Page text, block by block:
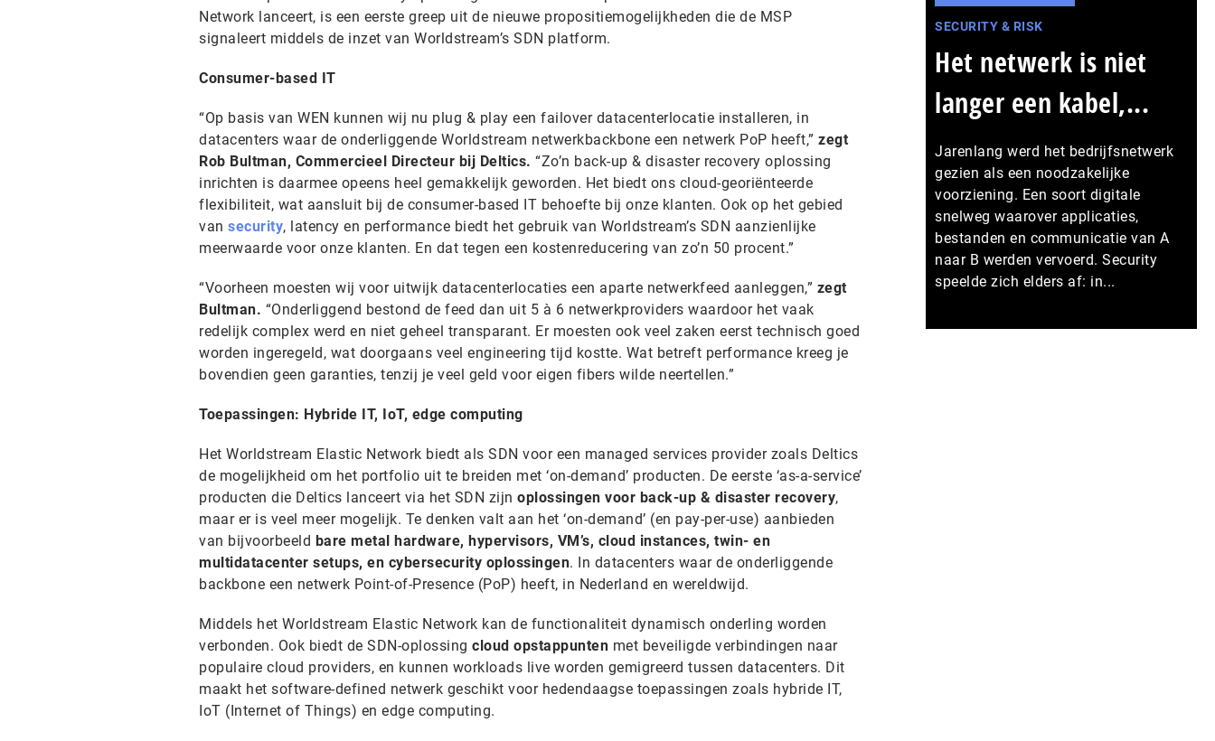
Network lanceert, is een eerste greep uit de nieuwe propositiemogelijkheden die de MSP
signaleert middels de inzet van Worldstream’s SDN platform.
Consumer-based IT
“Op basis van WEN kunnen wij nu plug & play een failover datacenterlocatie installeren, in
datacenters waar de onderliggende Worldstream netwerkbackbone een netwerk PoP heeft,” zegt
Rob Bultman, Commercieel Directeur bij Deltics. “Zo’n back-up & disaster recovery oplossing
inrichten is daarmee opeens heel gemakkelijk geworden. Het biedt ons cloud-georiënteerde
flexibiliteit, wat aansluit bij de consumer-based IT behoefte bij onze klanten. Ook op het gebied
van security, latency en performance biedt het gebruik van Worldstream’s SDN aanzienlijke
meerwaarde voor onze klanten. En dat tegen een kostenreducering van zo’n 50 procent.”
“Voorheen moesten wij voor uitwijk datacenterlocaties een aparte netwerkfeed aanleggen,” zegt
Bultman. “Onderliggend bestond de feed dan uit 5 à 6 netwerkproviders waardoor het vaak
redelijk complex werd en niet geheel transparant. Er moesten ook veel zaken eerst technisch goed
worden ingeregeld, wat doorgaans veel engineering tijd kostte. Wat betreft performance kreeg je
bovendien geen garanties, tenzij je veel geld voor eigen fibers wilde neertellen.”
Toepassingen: Hybride IT, IoT, edge computing
Het Worldstream Elastic Network biedt als SDN voor een managed services provider zoals Deltics
de mogelijkheid om het portfolio uit te breiden met ‘on-demand’ producten. De eerste ‘as-a-service’
producten die Deltics lanceert via het SDN zijn oplossingen voor back-up & disaster recovery,
maar er is veel meer mogelijk. Te denken valt aan het ‘on-demand’ (en pay-per-use) aanbieden
van bijvoorbeeld bare metal hardware, hypervisors, VM’s, cloud instances, twin- en
multidatacenter setups, en cybersecurity oplossingen. In datacenters waar de onderliggende
backbone een netwerk Point-of-Presence (PoP) heeft, in Nederland en wereldwijd.
Middels het Worldstream Elastic Network kan de functionaliteit dynamisch onderling worden
verbonden. Ook biedt de SDN-oplossing cloud opstappunten met beveiligde verbindingen naar
populaire cloud providers, en kunnen workloads live worden gemigreerd tussen datacenters. Dit
maakt het software-defined netwerk geschikt voor hedendaagse toepassingen zoals hybride IT,
IoT (Internet of Things) en edge computing.
SECURITY & RISK
Het netwerk is niet
langer een kabel,...
Jarenlang werd het bedrijfsnetwerk
gezien als een noodzakelijke
voorziening. Een soort digitale
snelweg waarover applicaties,
bestanden en communicatie van A
naar B werden vervoerd. Security
speelde zich elders af: in...